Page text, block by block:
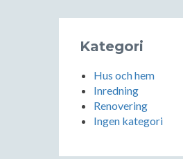
Kategori
Hus och hem
Inredning
Renovering
Ingen kategori